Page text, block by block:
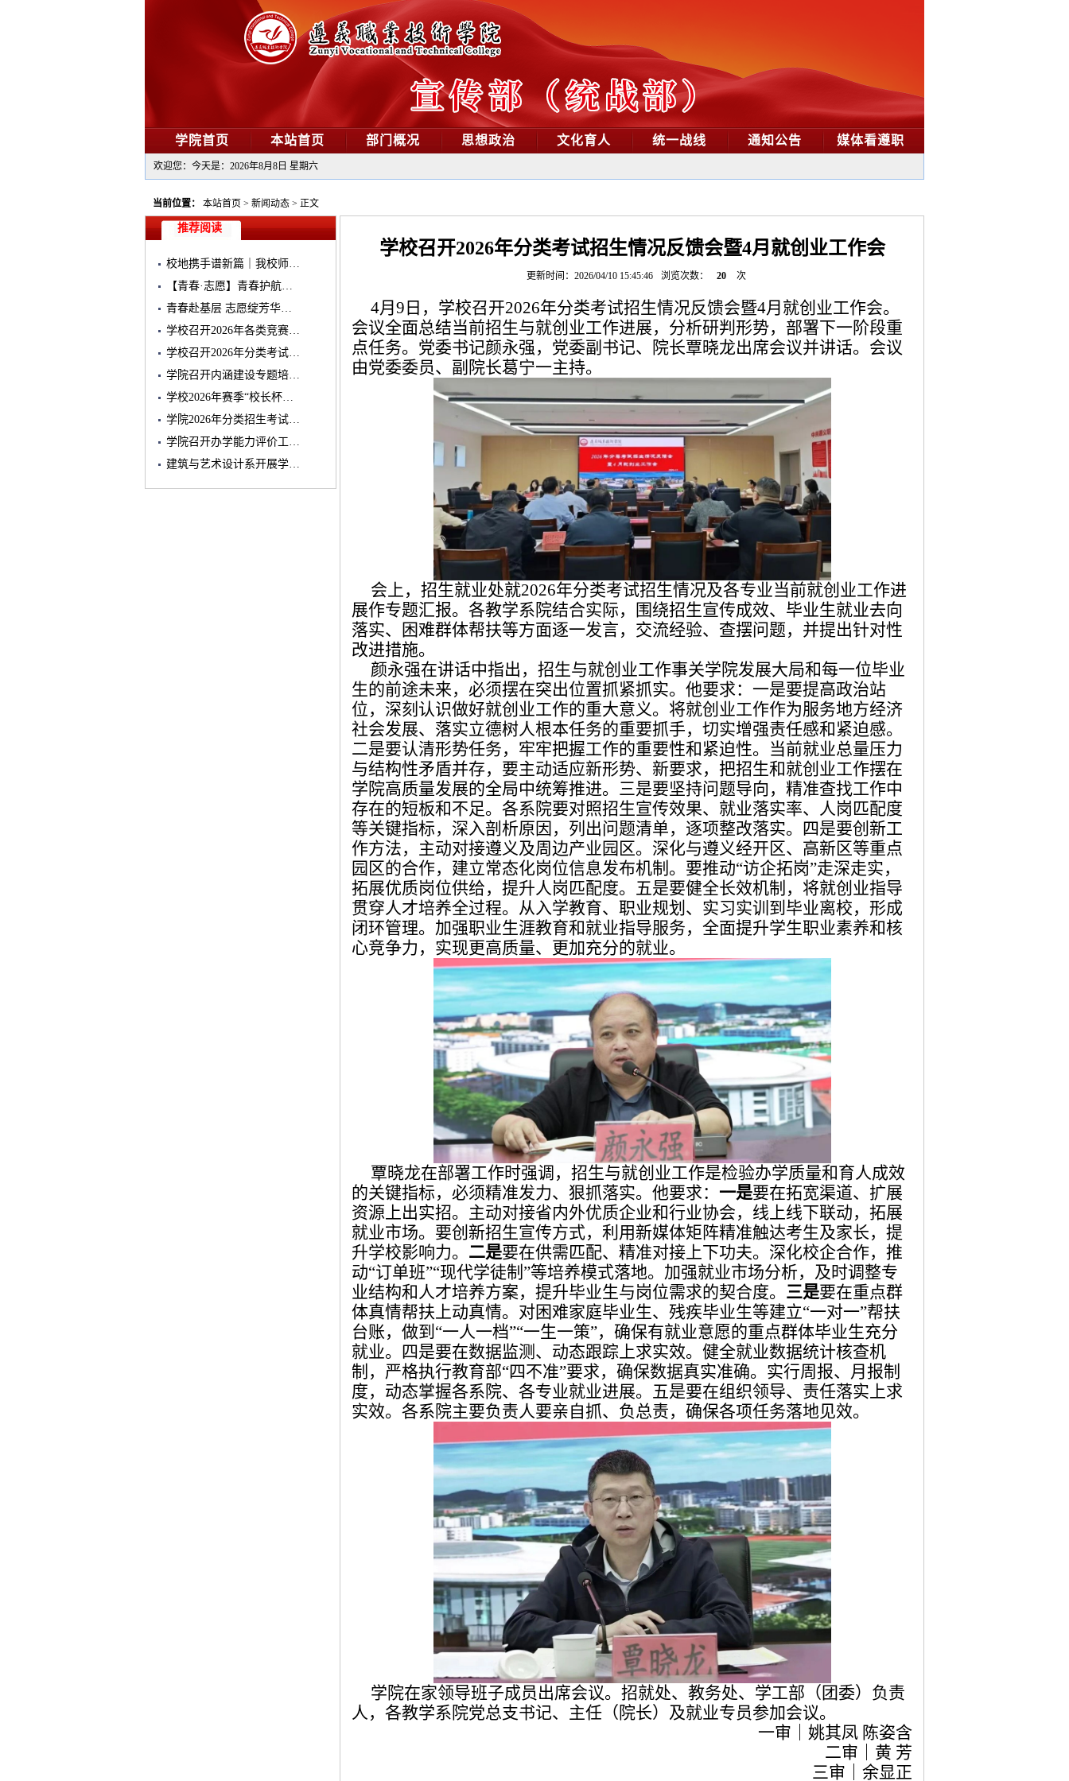
学院首页 本站首页 部门概况 思想政治 文化育人 统一战线 通知公告 媒体看遵职
欢迎您：今天是： 2026年8月8日 星期六
当前位置： 本站首页 > 新闻动态 > 正文
推荐阅读
校地携手谱新篇｜我校师…
【青春·志愿】青春护航…
青春赴基层 志愿绽芳华…
学校召开2026年各类竞赛…
学校召开2026年分类考试…
学院召开内涵建设专题培…
学校2026年赛季“校长杯…
学院2026年分类招生考试…
学院召开办学能力评价工…
建筑与艺术设计系开展学…
学校召开2026年分类考试招生情况反馈会暨4月就创业工作会
更新时间：2026/04/10 15:45:46 浏览次数： 20 次
4月9日，学校召开2026年分类考试招生情况反馈会暨4月就创业工作会。
会议全面总结当前招生与就创业工作进展，分析研判形势，部署下一阶段重
点任务。党委书记颜永强，党委副书记、院长覃晓龙出席会议并讲话。会议
由党委委员、副院长葛宁一主持。
会上，招生就业处就2026年分类考试招生情况及各专业当前就创业工作进
展作专题汇报。各教学系院结合实际，围绕招生宣传成效、毕业生就业去向
落实、困难群体帮扶等方面逐一发言，交流经验、查摆问题，并提出针对性
改进措施。
颜永强在讲话中指出，招生与就创业工作事关学院发展大局和每一位毕业
生的前途未来，必须摆在突出位置抓紧抓实。他要求：一是要提高政治站
位，深刻认识做好就创业工作的重大意义。将就创业工作作为服务地方经济
社会发展、落实立德树人根本任务的重要抓手，切实增强责任感和紧迫感。
二是要认清形势任务，牢牢把握工作的重要性和紧迫性。当前就业总量压力
与结构性矛盾并存，要主动适应新形势、新要求，把招生和就创业工作摆在
学院高质量发展的全局中统筹推进。三是要坚持问题导向，精准查找工作中
存在的短板和不足。各系院要对照招生宣传效果、就业落实率、人岗匹配度
等关键指标，深入剖析原因，列出问题清单，逐项整改落实。四是要创新工
作方法，主动对接遵义及周边产业园区。深化与遵义经开区、高新区等重点
园区的合作，建立常态化岗位信息发布机制。要推动“访企拓岗”走深走实，
拓展优质岗位供给，提升人岗匹配度。五是要健全长效机制，将就创业指导
贯穿人才培养全过程。从入学教育、职业规划、实习实训到毕业离校，形成
闭环管理。加强职业生涯教育和就业指导服务，全面提升学生职业素养和核
心竞争力，实现更高质量、更加充分的就业。
覃晓龙在部署工作时强调，招生与就创业工作是检验办学质量和育人成效
的关键指标，必须精准发力、狠抓落实。他要求： 一是要在拓宽渠道、扩展
资源上出实招。主动对接省内外优质企业和行业协会，线上线下联动，拓展
就业市场。要创新招生宣传方式，利用新媒体矩阵精准触达考生及家长，提
升学校影响力。 二是要在供需匹配、精准对接上下功夫。深化校企合作，推
动“订单班”“现代学徒制”等培养模式落地。加强就业市场分析，及时调整专
业结构和人才培养方案，提升毕业生与岗位需求的契合度。 三是要在重点群
体真情帮扶上动真情。对困难家庭毕业生、残疾毕业生等建立“一对一”帮扶
台账，做到“一人一档”“一生一策”，确保有就业意愿的重点群体毕业生充分
就业。四是要在数据监测、动态跟踪上求实效。健全就业数据统计核查机
制，严格执行教育部“四不准”要求，确保数据真实准确。实行周报、月报制
度，动态掌握各系院、各专业就业进展。五是要在组织领导、责任落实上求
实效。各系院主要负责人要亲自抓、负总责，确保各项任务落地见效。
学院在家领导班子成员出席会议。招就处、教务处、学工部（团委）负责
人，各教学系院党总支书记、主任（院长）及就业专员参加会议。
一审｜姚其凤 陈姿含
二审｜黄 芳
三审｜余显正